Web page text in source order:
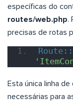
específicas do
routes/web.php.
precisas de rotas
Esta única linha
necessárias para